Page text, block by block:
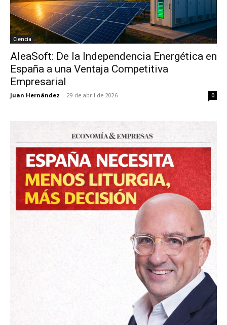
Ciencia
AleaSoft: De la Independencia Energética en
España a una Ventaja Competitiva
Empresarial
Juan Hernández - 29 de abril de 2026 0